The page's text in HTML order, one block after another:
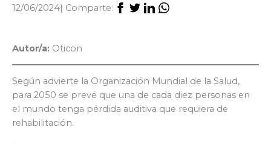
12/06/2024| Comparte:
Autor/a: Oticon
Según advierte la Organización Mundial de la Salud,
para 2050 se prevé que una de cada diez personas en
el mundo tenga pérdida auditiva que requiera de
rehabilitación.